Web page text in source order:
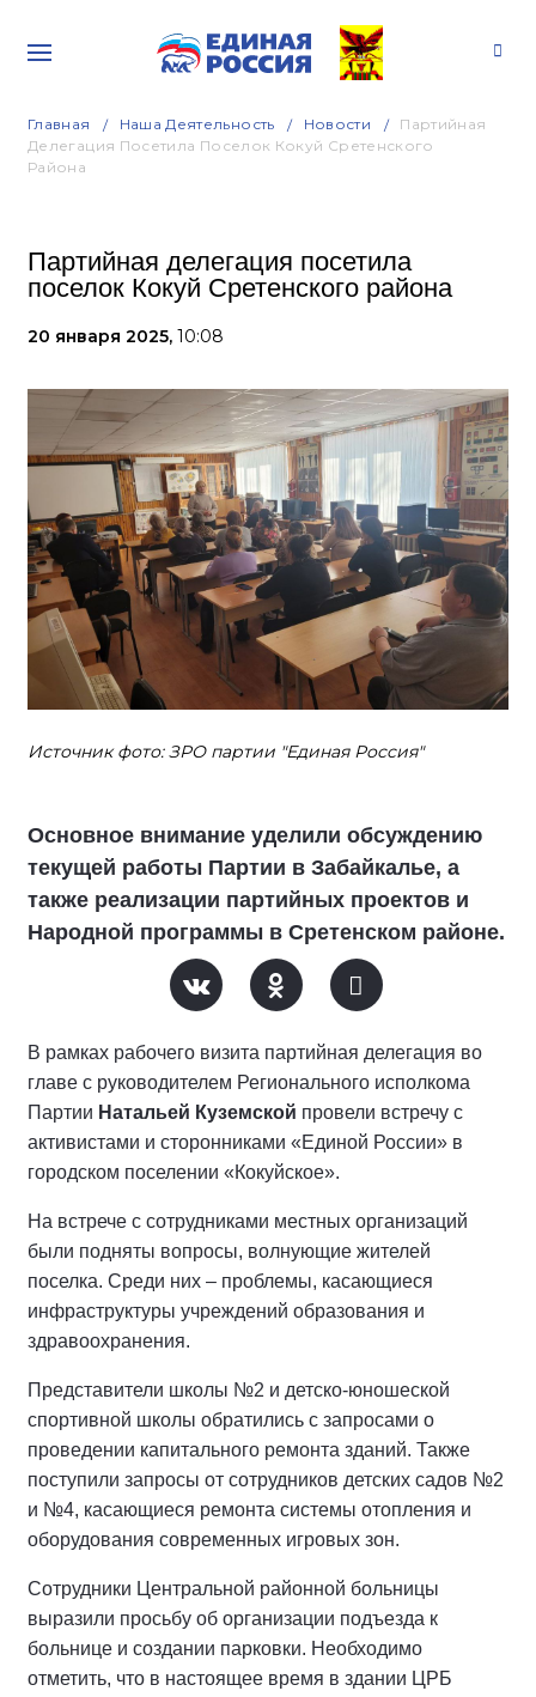
Главная Наша Деятельность Новости
Партийная
Делегация Посетила Поселок Кокуй Сретенского
Района
Партийная делегация посетила
поселок Кокуй Сретенского района
20 января 2025, 10:08
Источник фото: ЗРО партии "Единая Россия"
Основное внимание уделили обсуждению
текущей работы Партии в Забайкалье, а
также реализации партийных проектов и
Народной программы в Сретенском районе.
В рамках рабочего визита партийная делегация во
главе с руководителем Регионального исполкома
Партии Натальей Куземской провели встречу с
активистами и сторонниками «Единой России» в
городском поселении «Кокуйское».
На встрече с сотрудниками местных организаций
были подняты вопросы, волнующие жителей
поселка. Среди них – проблемы, касающиеся
инфраструктуры учреждений образования и
здравоохранения.
Представители школы №2 и детско-юношеской
спортивной школы обратились с запросами о
проведении капитального ремонта зданий. Также
поступили запросы от сотрудников детских садов №2
и №4, касающиеся ремонта системы отопления и
оборудования современных игровых зон.
Сотрудники Центральной районной больницы
выразили просьбу об организации подъезда к
больнице и создании парковки. Необходимо
отметить, что в настоящее время в здании ЦРБ